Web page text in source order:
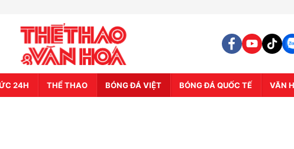
24H THỂ THAO BÓNG ĐÁ VIỆT BÓNG ĐÁ QUỐC TẾ VĂN